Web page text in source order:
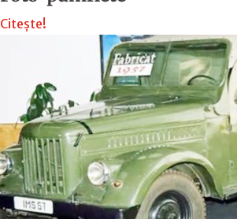
Citește!